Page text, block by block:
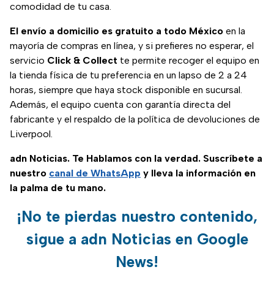
comodidad de tu casa.
El envío a domicilio es gratuito a todo México en la
mayoría de compras en línea, y si prefieres no esperar, el
servicio Click & Collect te permite recoger el equipo en
la tienda física de tu preferencia en un lapso de 2 a 24
horas, siempre que haya stock disponible en sucursal.
Además, el equipo cuenta con garantía directa del
fabricante y el respaldo de la política de devoluciones de
Liverpool.
adn Noticias. Te Hablamos con la verdad. Suscríbete a
nuestro canal de WhatsApp y lleva la información en
la palma de tu mano.
¡No te pierdas nuestro contenido,
sigue a adn Noticias en Google
News!